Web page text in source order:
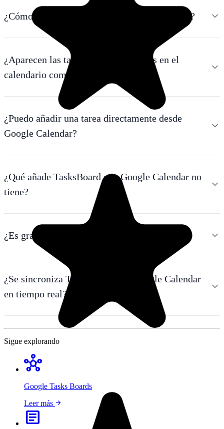
¿Cómo veo Google Tasks en Google Calendar?
¿Aparecen las tareas de Google Tasks en el
calendario como eventos?
¿Puedo añadir una tarea directamente desde
Google Calendar?
¿Qué añade TasksBoard que Google Calendar no
tiene?
¿Es gratis TasksBoard?
¿Se sincroniza TasksBoard con Google Calendar
en tiempo real?
Sigue explorando
hub
Google Tasks Boards
Leer más arrow_forward
article